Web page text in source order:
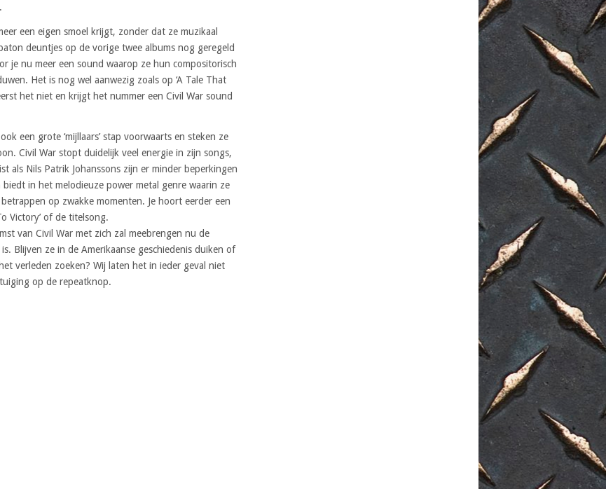
een eigen smoel krijgt, zonder dat ze muzikaal
deuntjes op de vorige twee albums nog geregeld
je nu meer een sound waarop ze hun compositorisch
Het is nog wel aanwezig zoals op ‘A Tale That
het niet en krijgt het nummer een Civil War sound
een grote ‘mijllaars’ stap voorwaarts en steken ze
Civil War stopt duidelijk veel energie in zijn songs,
als Nils Patrik Johanssons zijn er minder beperkingen
in het melodieuze power metal genre waarin ze
op zwakke momenten. Je hoort eerder een
Victory’ of de titelsong.
van Civil War met zich zal meebrengen nu de
Blijven ze in de Amerikaanse geschiedenis duiken of
verleden zoeken? Wij laten het in ieder geval niet
op de repeatknop.